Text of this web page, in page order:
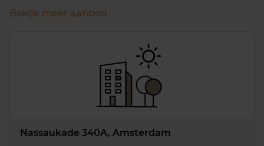
Bekijk meer aanbod
Nassaukade 340A, Amsterdam